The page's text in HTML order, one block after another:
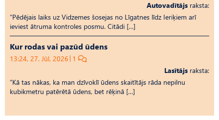
Autovadītājs raksta:
“Pēdējais laiks uz Vid­ze­mes šosejas no Līgatnes līdz Ieriķiem arī
ieviest ātruma kontroles posmu. Citādi […]
Kur rodas vai pazūd ūdens
13:24, 27. Jūl, 2026 1
Lasītājs raksta:
“Kā tas nākas, ka man dzīvoklī ūdens skaitītājs rāda nepilnu
kubikmetru patērētā ūdens, bet rēķinā […]